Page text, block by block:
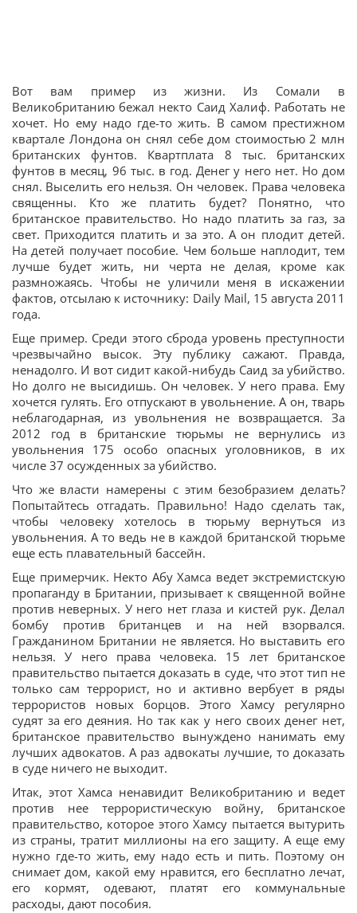
Вот вам пример из жизни. Из Сомали в
Великобританию бежал некто Саид Халиф. Работать не
хочет. Но ему надо где-то жить. В самом престижном
квартале Лондона он снял себе дом стоимостью 2 млн
британских фунтов. Квартплата 8 тыс. британских
фунтов в месяц, 96 тыс. в год. Денег у него нет. Но дом
снял. Выселить его нельзя. Он человек. Права человека
священны. Кто же платить будет? Понятно, что
британское правительство. Но надо платить за газ, за
свет. Приходится платить и за это. А он плодит детей.
На детей получает пособие. Чем больше наплодит, тем
лучше будет жить, ни черта не делая, кроме как
размножаясь. Чтобы не уличили меня в искажении
фактов, отсылаю к источнику: Daily Mail, 15 августа 2011
года.
Еще пример. Среди этого сброда уровень преступности
чрезвычайно высок. Эту публику сажают. Правда,
ненадолго. И вот сидит какой-нибудь Саид за убийство.
Но долго не высидишь. Он человек. У него права. Ему
хочется гулять. Его отпускают в увольнение. А он, тварь
неблагодарная, из увольнения не возвращается. За
2012 год в британские тюрьмы не вернулись из
увольнения 175 особо опасных уголовников, в их
числе 37 осужденных за убийство.
Что же власти намерены с этим безобразием делать?
Попытайтесь отгадать. Правильно! Надо сделать так,
чтобы человеку хотелось в тюрьму вернуться из
увольнения. А то ведь не в каждой британской тюрьме
еще есть плавательный бассейн.
Еще примерчик. Некто Абу Хамса ведет экстремистскую
пропаганду в Британии, призывает к священной войне
против неверных. У него нет глаза и кистей рук. Делал
бомбу против британцев и на ней взорвался.
Гражданином Британии не является. Но выставить его
нельзя. У него права человека. 15 лет британское
правительство пытается доказать в суде, что этот тип не
только сам террорист, но и активно вербует в ряды
террористов новых борцов. Этого Хамсу регулярно
судят за его деяния. Но так как у него своих денег нет,
британское правительство вынуждено нанимать ему
лучших адвокатов. А раз адвокаты лучшие, то доказать
в суде ничего не выходит.
Итак, этот Хамса ненавидит Великобританию и ведет
против нее террористическую войну, британское
правительство, которое этого Хамсу пытается вытурить
из страны, тратит миллионы на его защиту. А еще ему
нужно где-то жить, ему надо есть и пить. Поэтому он
снимает дом, какой ему нравится, его бесплатно лечат,
его кормят, одевают, платят его коммунальные
расходы, дают пособия.